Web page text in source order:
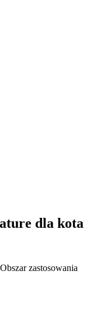
dla kota
Obszar zastosowania